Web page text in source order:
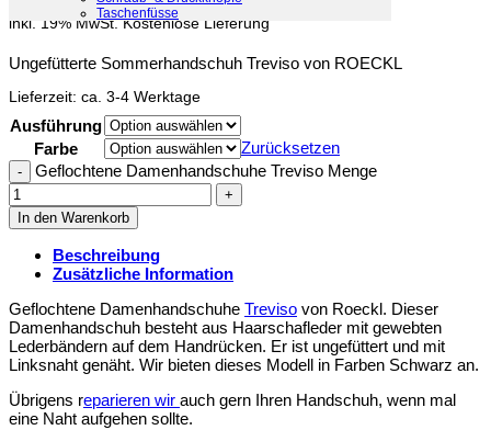
Taschenfüsse
inkl. 19% MwSt.Kostenlose Lieferung
Ungefütterte Sommerhandschuh Treviso von ROECKL
Lieferzeit: ca. 3-4 Werktage
Ausführung
Farbe
Zurücksetzen
Geflochtene Damenhandschuhe Treviso Menge
In den Warenkorb
Beschreibung
Zusätzliche Information
Geflochtene Damenhandschuhe Treviso von Roeckl. Dieser
Damenhandschuh besteht aus Haarschafleder mit gewebten
Lederbändern auf dem Handrücken. Er ist ungefüttert und mit
Linksnaht genäht. Wir bieten dieses Modell in Farben Schwarz an.
Übrigens reparieren wir auch gern Ihren Handschuh, wenn mal
eine Naht aufgehen sollte.